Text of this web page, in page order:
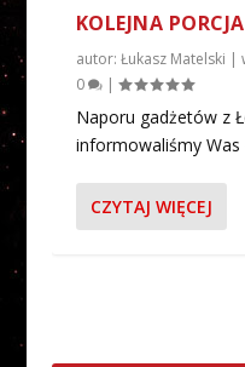
KOLEJNA
autor: Łukasz Matelski |
0
|
Naporu gadżetów z
informowaliśmy Was
CZYTAJ WIĘCEJ